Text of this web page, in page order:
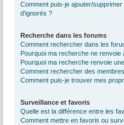
Comment puis-je ajouter/
d’ignorés ?
Recherche dans les forums
Comment rechercher dans les
Pourquoi ma recherche ne renvoie
Pourquoi ma recherche renvoie
Comment rechercher des
Comment puis-je trouver mes
Surveillance et favoris
Quelle est la différence entre les
Comment mettre en favoris ou